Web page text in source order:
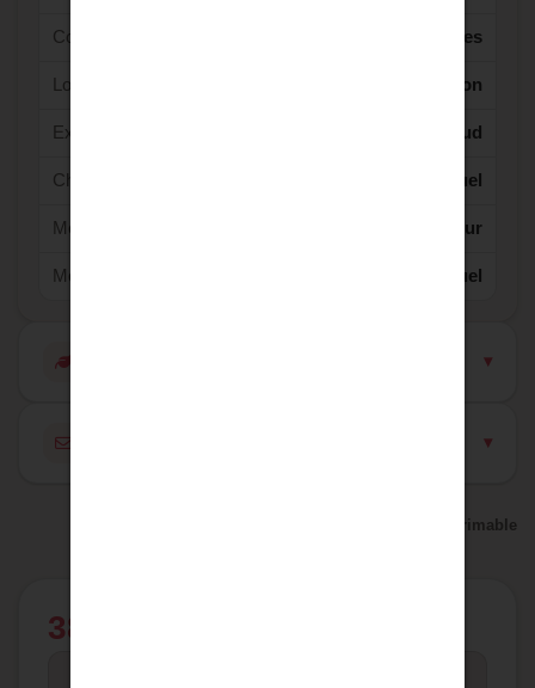
Couverture : Tuiles
Localisation : Agglomération
Exposition : Sud
Chauffage : Individuel
Mécanisme de chauffage : Radiateur
Mode Chauffage : Fuel
Version imprimable
389 000 €